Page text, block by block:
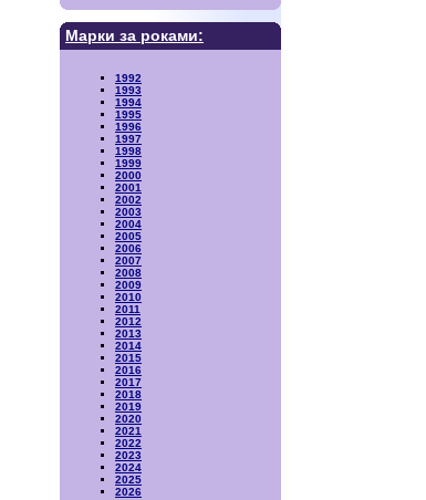
Марки за роками:
1992
1993
1994
1995
1996
1997
1998
1999
2000
2001
2002
2003
2004
2005
2006
2007
2008
2009
2010
2011
2012
2013
2014
2015
2016
2017
2018
2019
2020
2021
2022
2023
2024
2025
2026